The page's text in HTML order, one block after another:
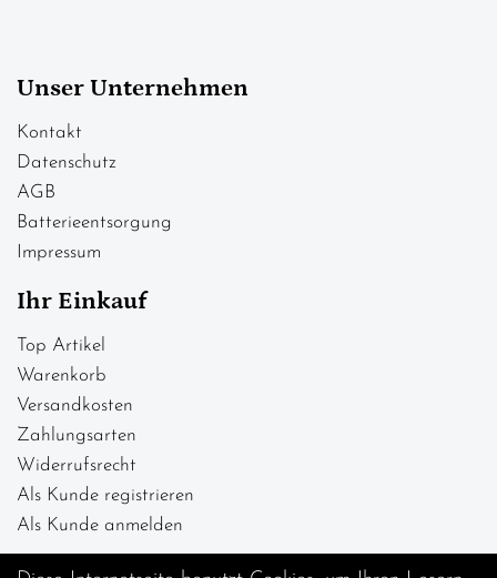
Unser Unternehmen
Kontakt
Datenschutz
AGB
Batterieentsorgung
Impressum
Ihr Einkauf
Top Artikel
Warenkorb
Versandkosten
Zahlungsarten
Widerrufsrecht
Als Kunde registrieren
Als Kunde anmelden